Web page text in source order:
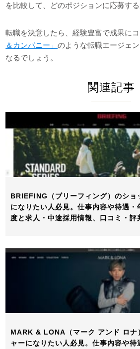
を比較して、どのポジションに応募する
転職を決意したら、経験豊富で成果に
＆カンパニー」のような転職エージェ
なるでしょう。
関連記事
BRIEFING（ブリーフィング）のショ
になりたい人必見。仕事内容や待遇・
度と求人・中途採用情報、口コミ・評
MARK & LONA（マーク アンド ロナ
ャーになりたい人必見。仕事内容や